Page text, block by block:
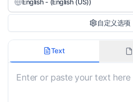
English - (English (US))
自定义选项
未指定
保留原始格式
Text